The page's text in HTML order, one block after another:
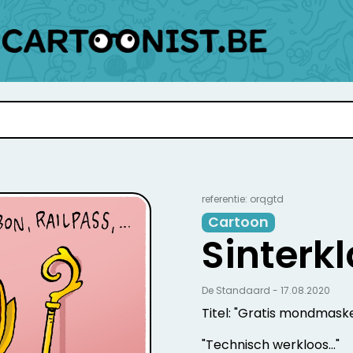
referentie: orqgtd
Cartoon
Titel: "Gratis
"Technisch werkloos..."
De Standaard - 17.08.2020